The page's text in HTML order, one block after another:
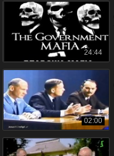
24:44
02:00